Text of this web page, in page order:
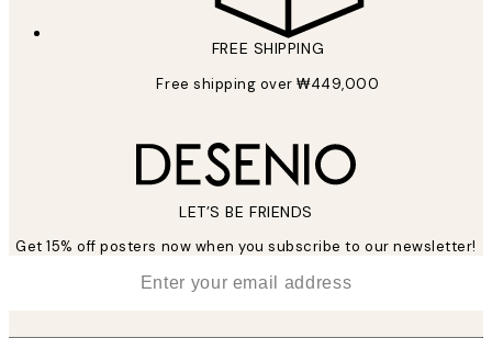
FREE SHIPPING
Free shipping over ₩449,000
LET’S BE FRIENDS
Get 15% off posters now when you subscribe to our newsletter!